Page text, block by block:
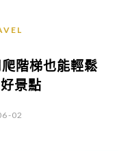
階梯也能輕鬆
景點
02